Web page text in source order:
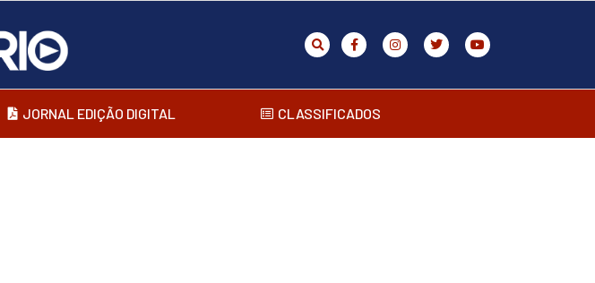
JORNAL EDIÇÃO DIGITAL CLASSIFICADOS